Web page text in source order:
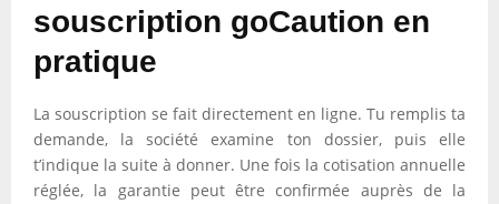
souscription goCaution en
pratique
La souscription se fait directement en ligne. Tu remplis ta
demande, la société examine ton dossier, puis elle
t’indique la suite à donner. Une fois la cotisation annuelle
réglée, la garantie peut être confirmée auprès de la